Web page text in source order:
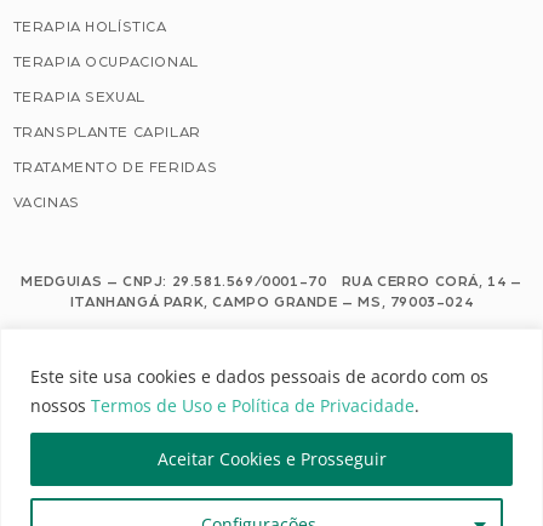
Este site usa cookies e dados pessoais de acordo com os
nossos Termos de Uso e Política de Privacidade.
Aceitar Cookies e Prosseguir
TERAPIA HOLÍSTICA
TERAPIA OCUPACIONAL
TERAPIA SEXUAL
TRANSPLANTE CAPILAR
TRATAMENTO DE FERIDAS
VACINAS
MEDGUIAS – CNPJ: 29.581.569/0001-70 RUA CERRO CORÁ, 14 –
ITANHANGÁ PARK, CAMPO GRANDE – MS, 79003-024
Este site usa cookies e dados pessoais de acordo com os nossos Termos de
Uso e Política de Privacidade.
Configuração de Cookies
MEDGUIAS | TODOS OS DIREITOS RESERVADOS